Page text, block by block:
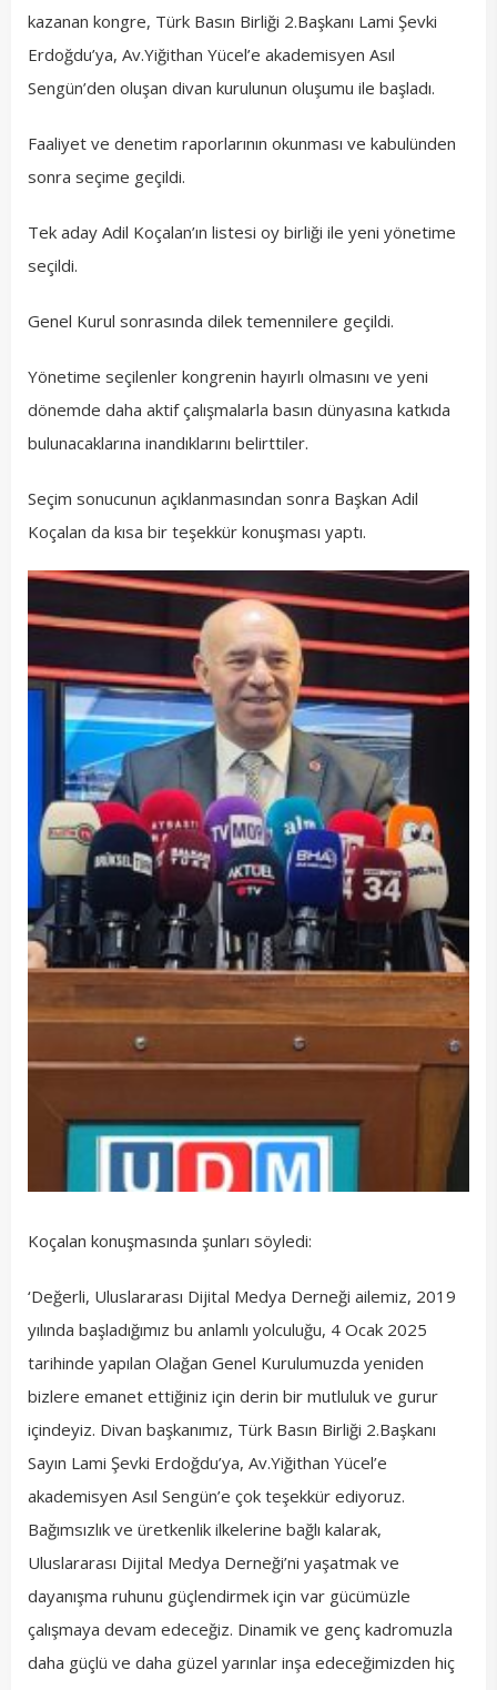
kazanan kongre, Türk Basın Birliği 2.Başkanı Lami Şevki
Erdoğdu’ya, Av.Yiğithan Yücel’e akademisyen Asıl
Sengün’den oluşan divan kurulunun oluşumu ile başladı.
Faaliyet ve denetim raporlarının okunması ve kabulünden
sonra seçime geçildi.
Tek aday Adil Koçalan’ın listesi oy birliği ile yeni yönetime
seçildi.
Genel Kurul sonrasında dilek temennilere geçildi.
Yönetime seçilenler kongrenin hayırlı olmasını ve yeni
dönemde daha aktif çalışmalarla basın dünyasına katkıda
bulunacaklarına inandıklarını belirttiler.
Seçim sonucunun açıklanmasından sonra Başkan Adil
Koçalan da kısa bir teşekkür konuşması yaptı.
Koçalan konuşmasında şunları söyledi:
‘Değerli, Uluslararası Dijital Medya Derneği ailemiz, 2019
yılında başladığımız bu anlamlı yolculuğu, 4 Ocak 2025
tarihinde yapılan Olağan Genel Kurulumuzda yeniden
bizlere emanet ettiğiniz için derin bir mutluluk ve gurur
içindeyiz. Divan başkanımız, Türk Basın Birliği 2.Başkanı
Sayın Lami Şevki Erdoğdu’ya, Av.Yiğithan Yücel’e
akademisyen Asıl Sengün’e çok teşekkür ediyoruz.
Bağımsızlık ve üretkenlik ilkelerine bağlı kalarak,
Uluslararası Dijital Medya Derneği’ni yaşatmak ve
dayanışma ruhunu güçlendirmek için var gücümüzle
çalışmaya devam edeceğiz. Dinamik ve genç kadromuzla
daha güçlü ve daha güzel yarınlar inşa edeceğimizden hiç